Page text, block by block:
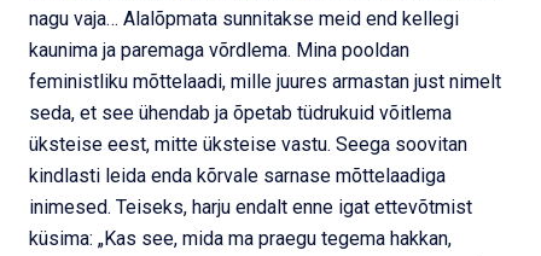
nagu vaja… Alalõpmata sunnitakse meid end kellegi
kaunima ja paremaga võrdlema. Mina pooldan
feministliku mõttelaadi, mille juures armastan just nimelt
seda, et see ühendab ja õpetab tüdrukuid võitlema
üksteise eest, mitte üksteise vastu. Seega soovitan
kindlasti leida enda kõrvale sarnase mõttelaadiga
inimesed. Teiseks, harju endalt enne igat ettevõtmist
küsima: „Kas see, mida ma praegu tegema hakkan,